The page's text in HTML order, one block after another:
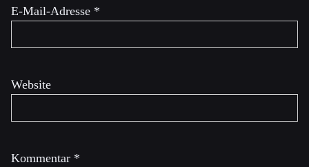
Kommentar *
E-Mail-Adresse *
Website